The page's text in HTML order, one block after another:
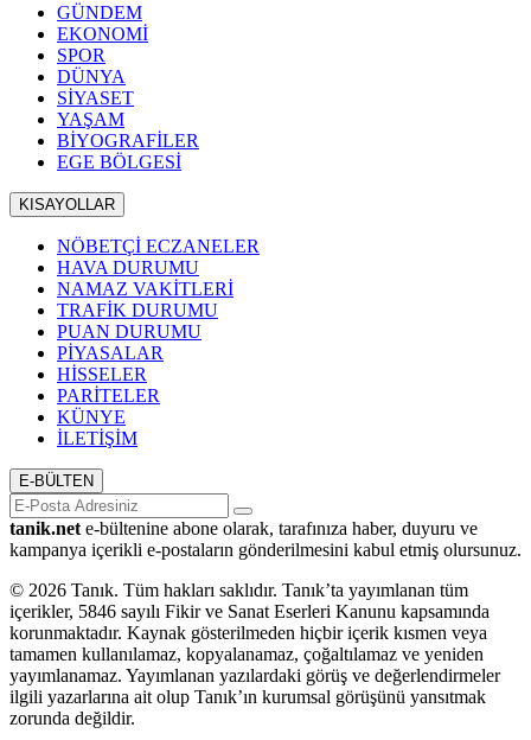
GÜNDEM
EKONOMİ
SPOR
DÜNYA
SİYASET
YAŞAM
BİYOGRAFİLER
EGE BÖLGESİ
KISAYOLLAR
NÖBETÇİ ECZANELER
HAVA DURUMU
NAMAZ VAKİTLERİ
TRAFİK DURUMU
PUAN DURUMU
PİYASALAR
HİSSELER
PARİTELER
KÜNYE
İLETİŞİM
E-BÜLTEN
tanik.net e-bültenine abone olarak, tarafınıza haber, duyuru ve
kampanya içerikli e-postaların gönderilmesini kabul etmiş olursunuz.
© 2026 Tanık. Tüm hakları saklıdır. Tanık’ta yayımlanan tüm
içerikler, 5846 sayılı Fikir ve Sanat Eserleri Kanunu kapsamında
korunmaktadır. Kaynak gösterilmeden hiçbir içerik kısmen veya
tamamen kullanılamaz, kopyalanamaz, çoğaltılamaz ve yeniden
yayımlanamaz. Yayımlanan yazılardaki görüş ve değerlendirmeler
ilgili yazarlarına ait olup Tanık’ın kurumsal görüşünü yansıtmak
zorunda değildir.